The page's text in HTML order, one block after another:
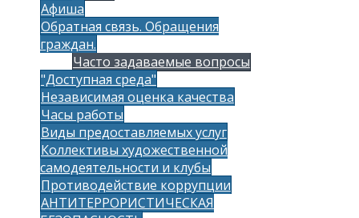
Афиша
Обратная связь. Обращения
граждан.
Часто задаваемые вопросы
"Доступная среда"
Независимая оценка качества
Часы работы
Виды предоставляемых услуг
Коллективы художественной
самодеятельности и клубы
Противодействие коррупции
АНТИТЕРРОРИСТИЧЕСКАЯ